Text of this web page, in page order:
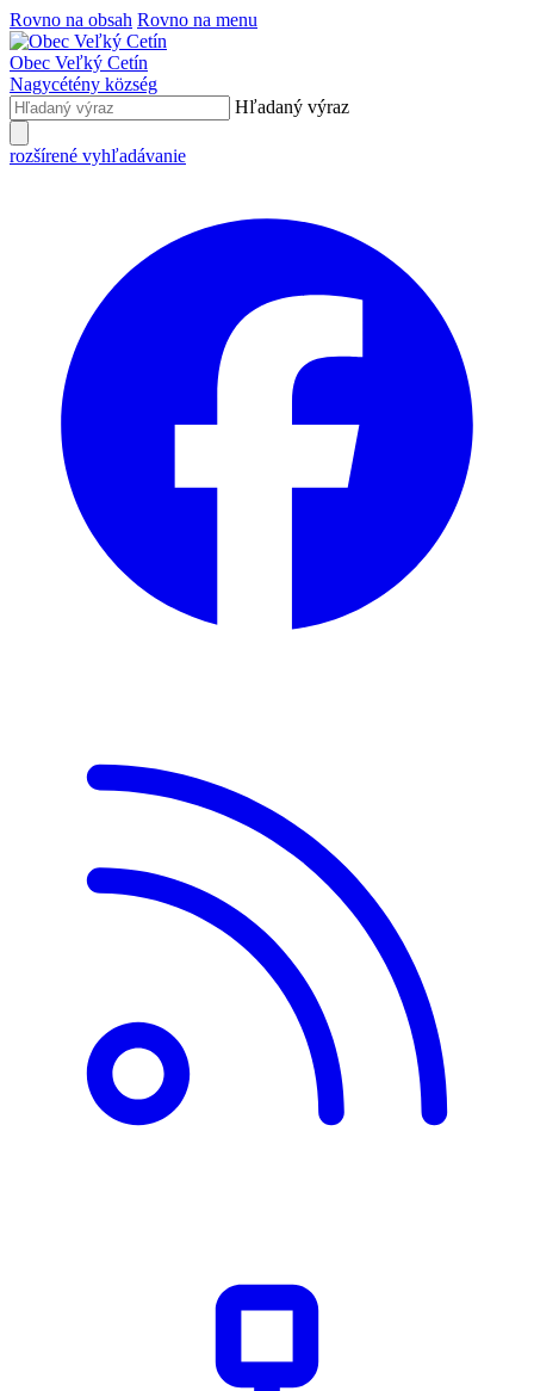
Rovno na obsah Rovno na menu
Obec Veľký Cetín
Nagycétény község
Hľadaný výraz
rozšírené vyhľadávanie